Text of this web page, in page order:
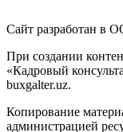
Сайт разработан в
При создании
«Кадровый
buxgalter.uz.
Копирование
администрацией